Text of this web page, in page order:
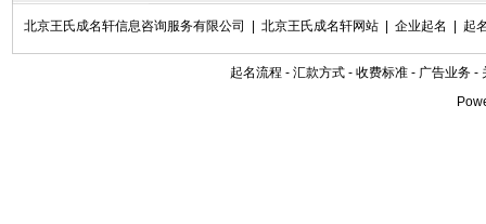
北京王氏成名轩信息咨询服务有限公司 北京王氏成名轩网站| 企业起名 起
起名流程 - 汇款方式- 收费标准- 广告业务-